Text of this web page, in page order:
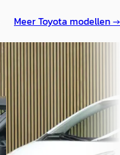
MeerToyota modellen →
Toyota Aygo
v.a. € 105/mnd